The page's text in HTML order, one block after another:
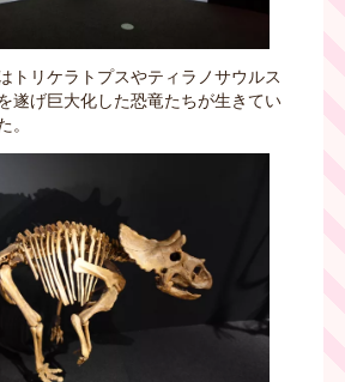
トリケラトプスやティラノサウルス
遂げ巨大化した恐竜たちが生きてい
。